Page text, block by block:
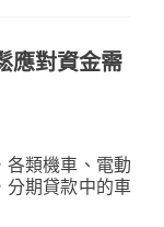
應對資金需
各類機車、電動
分期貸款中的車